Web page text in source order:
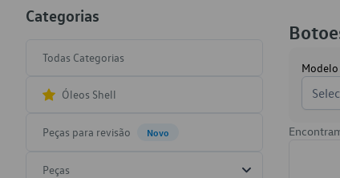
Categorias
Todas Categorias
Óleos Shell
Peças para revisão Novo
Peças
Modelo